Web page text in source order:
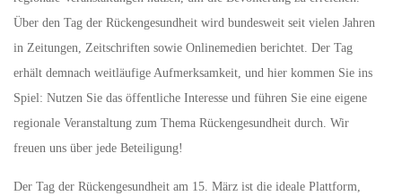
Über den Tag der Rückengesundheit wird bundesweit seit vielen Jahren
in Zeitungen, Zeitschriften sowie Onlinemedien berichtet. Der Tag
erhält demnach weitläufige Aufmerksamkeit, und hier kommen Sie ins
Spiel: Nutzen Sie das öffentliche Interesse und führen Sie eine eigene
regionale Veranstaltung zum Thema Rückengesundheit durch. Wir
freuen uns über jede Beteiligung!
Der Tag der Rückengesundheit am 15. März ist die ideale Plattform,